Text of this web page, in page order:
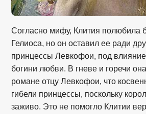
Согласно мифу, Клития полюбила
Гелиоса, но он оставил ее ради
принцессы Левкофои, под
богини любви. В гневе и горечи
романе отцу Левкофои, что
гибели принцессы, поскольку
заживо. Это не помогло Клитии